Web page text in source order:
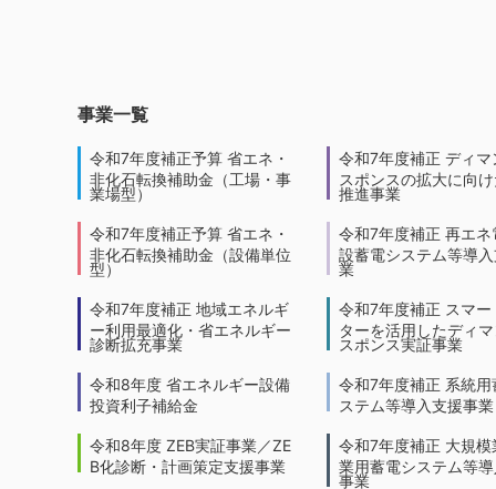
事業一覧
令和7年度補正予算 省エネ・
非化石転換補助金（工場・事
業場型）
令和7年度補正予算 省エネ・
非化石転換補助金（設備単位
型）
令和7年度補正 地域エネルギ
ー利用最適化・省エネルギー
診断拡充事業
令和8年度 省エネルギー設備
投資利子補給金
令和8年度 ZEB実証事業／ZE
B化診断・計画策定支援事業
令和7年度補正 ディマ
スポンスの拡大に向
推進事業
令和7年度補正 再エネ
設蓄電システム等導
業
令和7年度補正 スマー
ターを活用したディ
スポンス実証事業
令和7年度補正 系統用
ステム等導入支援事業
令和7年度補正 大規模
業用蓄電システム等
事業